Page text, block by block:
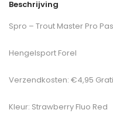
Beschrijving
Spro – Trout Master Pro
Hengelsport Forel
Verzendkosten: €4,95
Kleur: Strawberry Fluo Red